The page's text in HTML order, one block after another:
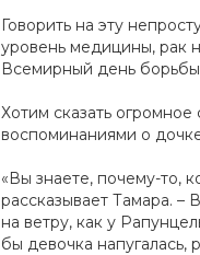
Говорить на эту
уровень медицины, рак
Всемирный день борьбы
Хотим сказать
воспоминаниями о
«Вы знаете, почему-то,
рассказывает Тамара. –
на ветру, как у
бы девочка напугалась,